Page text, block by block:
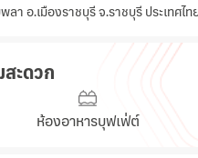
ลา อ.เมืองราชบุรี จ.ราชบุรี ประเทศไ
ะดวก
ห้องอาหารบุฟเฟ่ต์